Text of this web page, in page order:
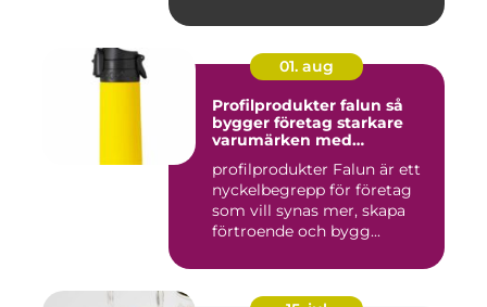
01. aug
Profilprodukter falun så
bygger företag starkare
varumärken med
profilprodukter Falun är ett
nyckelbegrepp för företag
som vill synas mer, skapa
förtroende och bygg...